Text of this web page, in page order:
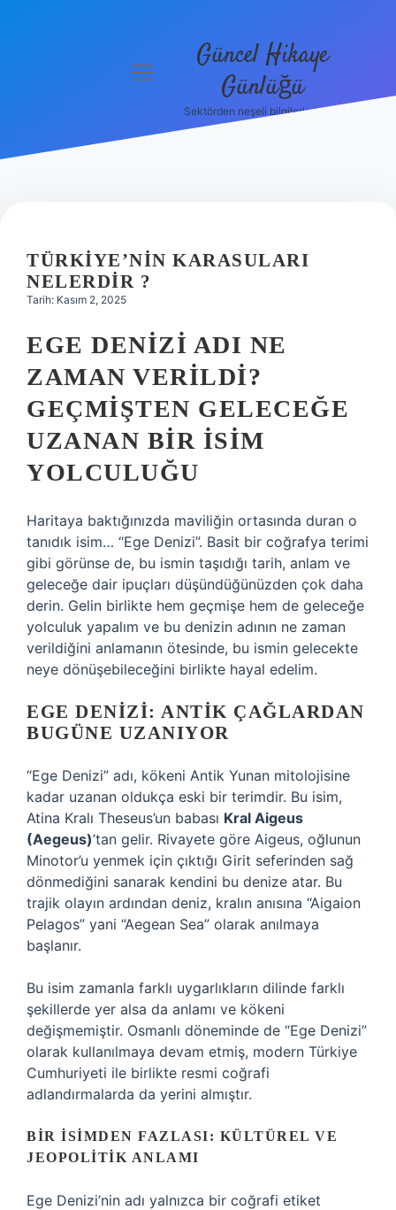
Hakkımızda
menüyü
Güncel Hikaye
Günlüğü
Sektörden neşeli bilgilerle tanış!
TÜRKIYE’NIN KARASULARI
NELERDIR ?
Tarih: Kasım 2, 2025
EGE DENIZI ADI NE
ZAMAN VERILDI?
GEÇMIŞTEN GELECEĞE
UZANAN BIR İSIM
YOLCULUĞU
Haritaya baktığınızda maviliğin ortasında duran o
tanıdık isim… “Ege Denizi”. Basit bir coğrafya terimi
gibi görünse de, bu ismin taşıdığı tarih, anlam ve
geleceğe dair ipuçları düşündüğünüzden çok daha
derin. Gelin birlikte hem geçmişe hem de geleceğe
yolculuk yapalım ve bu denizin adının ne zaman
verildiğini anlamanın ötesinde, bu ismin gelecekte
neye dönüşebileceğini birlikte hayal edelim.
EGE DENIZI: ANTIK ÇAĞLARDAN
BUGÜNE UZANIYOR
“Ege Denizi” adı, kökeni Antik Yunan mitolojisine
kadar uzanan oldukça eski bir terimdir. Bu isim,
Atina Kralı Theseus’un babası Kral Aigeus
(Aegeus)’tan gelir. Rivayete göre Aigeus, oğlunun
Minotor’u yenmek için çıktığı Girit seferinden sağ
dönmediğini sanarak kendini bu denize atar. Bu
trajik olayın ardından deniz, kralın anısına “Aigaion
Pelagos” yani “Aegean Sea” olarak anılmaya
başlanır.
Bu isim zamanla farklı uygarlıkların dilinde farklı
şekillerde yer alsa da anlamı ve kökeni
değişmemiştir. Osmanlı döneminde de “Ege Denizi”
olarak kullanılmaya devam etmiş, modern Türkiye
Cumhuriyeti ile birlikte resmi coğrafi
adlandırmalarda da yerini almıştır.
BIR İSIMDEN FAZLASI: KÜLTÜREL VE
JEOPOLITIK ANLAMI
Ege Denizi’nin adı yalnızca bir coğrafi etiket